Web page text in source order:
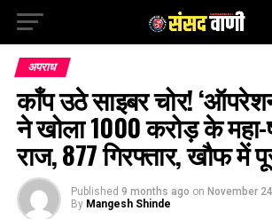
अपराध
काँप उठे साइबर चोर!
ने खोला 1000 करोड़ के
राज, 877 गिरफ्तार, खौफ में
Published 9 months ago on November
By Mangesh Shinde